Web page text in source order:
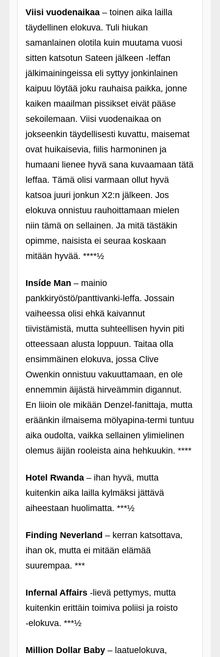
Viisi vuodenaikaa– toinen aika lailla
täydellinen elokuva. Tuli hiukan
samanlainen olotila kuin muutama vuosi
sitten katsotun Sateen jälkeen ‑leffan
jälkimainingeissa eli syttyy jonkinlainen
kaipuu löytää joku rauhaisa paikka, jonne
kaiken maailman pissikset eivät pääse
sekoilemaan. Viisi vuodenaikaa on
jokseenkin täydellisesti kuvattu, maisemat
ovat huikaisevia, fiilis harmoninen ja
humaani lienee hyvä sana kuvaamaan tätä
leffaa. Tämä olisi varmaan ollut hyvä
katsoa juuri jonkun X2:n jälkeen. Jos
elokuva onnistuu rauhoittamaan mielen
niin tämä on sellainen. Ja mitä tästäkin
opimme, naisista ei seuraa koskaan
mitään hyvää. ****½
Insíde Man – mainio
pankkiryöstö/panttivanki-leffa. Jossain
vaiheessa olisi ehkä kaivannut
tiivistämistä, mutta suhteellisen hyvin piti
otteessaan alusta loppuun. Taitaa olla
ensimmäinen elokuva, jossa Clive
Owenkin onnistuu vakuuttamaan, en ole
ennemmin äijästä hirveämmin digannut.
En liioin ole mikään Denzel-fanittaja, mutta
eräänkin ilmaisema mölyapina-termi tuntuu
aika oudolta, vaikka sellainen ylimielinen
olemus äijän rooleista aina hehkuukin. ****
Hotel Rwanda– ihan hyvä, mutta
kuitenkin aika lailla kylmäksi jättävä
aiheestaan huolimatta. ***½
Finding Neverland – kerran katsottava,
ihan ok, mutta ei mitään elämää
suurempaa. ***
Infernal Affairs‑lievä pettymys, mutta
kuitenkin erittäin toimiva poliisi ja roisto
‑elokuva. ***½
Million Dollar Baby– laatuelokuva,